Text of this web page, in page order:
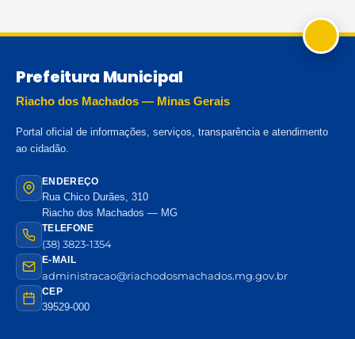
Prefeitura Municipal
Riacho dos Machados — Minas Gerais
Portal oficial de informações, serviços, transparência e atendimento
ao cidadão.
ENDEREÇO
Rua Chico Durães, 310
Riacho dos Machados — MG
TELEFONE
(38) 3823-1354
E-MAIL
administracao@riachodosmachados.mg.gov.br
CEP
39529-000